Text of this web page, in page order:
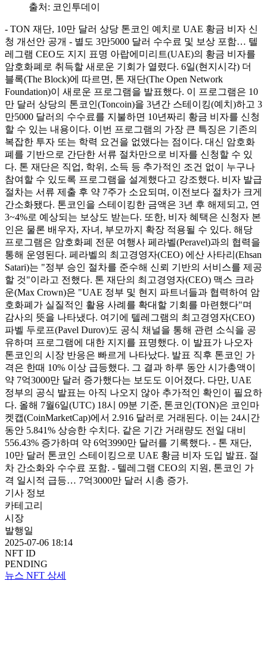
출처: 코인투데이
- TON 재단, 10만 달러 상당 톤코인 예치로 UAE 황금 비자 신
청 개선안 공개 - 별도 3만5000 달러 수수료 및 보상 포함… 텔
레그램 CEO도 지지 표명 아랍에미리트(UAE)의 황금 비자를
암호화폐로 취득할 새로운 기회가 열렸다. 6일(현지시각) 더
블록(The Block)에 따르면, 톤 재단(The Open Network
Foundation)이 새로운 프로그램을 발표했다. 이 프로그램은 10
만 달러 상당의 톤코인(Toncoin)을 3년간 스테이킹(예치)하고 3
만5000 달러의 수수료를 지불하면 10년짜리 황금 비자를 신청
할 수 있는 내용이다. 이번 프로그램의 가장 큰 특징은 기존의
복잡한 투자 또는 학력 요건을 없앴다는 점이다. 대신 암호화
폐를 기반으로 간단한 서류 절차만으로 비자를 신청할 수 있
다. 톤 재단은 직업, 학위, 소득 등 추가적인 조건 없이 누구나
참여할 수 있도록 프로그램을 설계했다고 강조했다. 비자 발급
절차는 서류 제출 후 약 7주가 소요되며, 이전보다 절차가 크게
간소화됐다. 톤코인을 스테이킹한 금액은 3년 후 해제되고, 연
3~4%로 예상되는 보상도 받는다. 또한, 비자 혜택은 신청자 본
인은 물론 배우자, 자녀, 부모까지 확장 적용될 수 있다. 해당
프로그램은 암호화폐 전문 여행사 페라벨(Peravel)과의 협력을
통해 운영된다. 페라벨의 최고경영자(CEO) 에산 사타리(Ehsan
Satari)는 "정부 승인 절차를 준수해 신뢰 기반의 서비스를 제공
할 것"이라고 전했다. 톤 재단의 최고경영자(CEO) 맥스 크라
운(Max Crown)은 "UAE 정부 및 현지 파트너들과 협력하여 암
호화폐가 실질적인 활용 사례를 확대할 기회를 마련했다"며
감사의 뜻을 나타냈다. 여기에 텔레그램의 최고경영자(CEO)
파벨 두로프(Pavel Durov)도 공식 채널을 통해 관련 소식을 공
유하며 프로그램에 대한 지지를 표명했다. 이 발표가 나오자
톤코인의 시장 반응은 빠르게 나타났다. 발표 직후 톤코인 가
격은 한때 10% 이상 급등했다. 그 결과 하루 동안 시가총액이
약 7억3000만 달러 증가했다는 보도도 이어졌다. 다만, UAE
정부의 공식 발표는 아직 나오지 않아 추가적인 확인이 필요하
다. 올해 7월6일(UTC) 18시 09분 기준, 톤코인(TON)은 코인마
켓캡(CoinMarketCap)에서 2.916 달러로 거래된다. 이는 24시간
동안 5.841% 상승한 수치다. 같은 기간 거래량도 전일 대비
556.43% 증가하며 약 6억3990만 달러를 기록했다. - 톤 재단,
10만 달러 톤코인 스테이킹으로 UAE 황금 비자 도입 발표. 절
차 간소화와 수수료 포함. - 텔레그램 CEO의 지원, 톤코인 가
격 일시적 급등… 7억3000만 달러 시총 증가.
기사 정보
카테고리
시장
발행일
2025-07-06 18:14
NFT ID
PENDING
뉴스 NFT 상세